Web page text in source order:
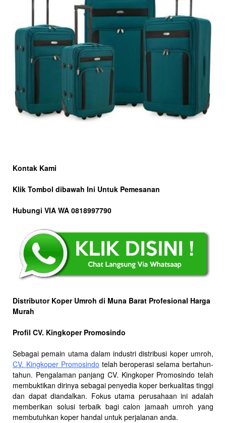
Kontak Kami
Klik Tombol dibawah Ini Untuk Pemesanan
Hubungi VIA WA 0818997790
Distributor Koper Umroh di Muna Barat Profesional Harga
Murah
Profil CV. Kingkoper Promosindo
Sebagai pemain utama dalam industri distribusi koper umroh,
CV. Kingkoper Promosindo telah beroperasi selama bertahun-
tahun. Pengalaman panjang CV. Kingkoper Promosindo telah
membuktikan dirinya sebagai penyedia koper berkualitas tinggi
dan dapat diandalkan. Fokus utama perusahaan ini adalah
memberikan solusi terbaik bagi calon jamaah umroh yang
membutuhkan koper handal untuk perjalanan anda.